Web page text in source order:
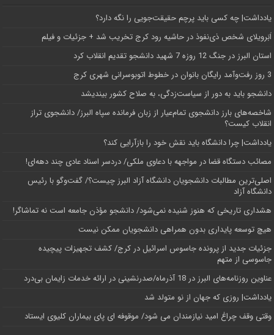
یادداشت| ‌چه کسی باید پرچم حقیقت‌جویی را نگه دارد؟
اَبَر‌ویلای شخص ذی‌نفوذ در حاشیه‌ رود کرج تخریب شد + جزئیات و فیلم
استان البرز در جنگ 12 روزه 7 شهید دانشجو تقدیم انقلاب کرد
3 روز رفت‌وآمد رایگان بانوان در خطوط اتوبوسرانی شهری کرج
دانشجو باید به دور از سیاست‌زدگی، به صلاح کشور بیندیشد
شاخصه‌های بارز دانشجوی تمام‌عیار از زبان فرمانده سپاه البرز/ دانشجوی تراز
انقلاب کیست؟
یادداشت| چرا دانشگاه باید نقش خود را بازآرایی کند؟
مصائب دستگاه قضا در مواجهه با دعاوی ملکی/ دردسر اسناد عادی چند‌ دهه‌ای!
اصلی‌ترین مطالبات دانشجویان دانشگاه آزاد البرز چیست؟/ گفت‌وگو با رئیس
دانشگاه آز‌اد
هشداری تاریخی که هنوز شنیده نمی‌شود/ دانشجو مؤذن جامعه است نه تماشاگر!
هیچ توسعه پایداری بدون همراهی دانشجویان ممکن نیست
جزئیات جدید از پرونده جاسوس اسرائیل در کرج/‌ کشف تجهیزات پیچیده
جاسوسی از متهم
عناوین روزنامه‌های البرز در ‌18 آذرماه/صدرنشینی در ارائه خدمات زایمان بی‌درد
یادداشت| روزی که جهان از نو متولد شد
وقتی وقف چراغ امید نیازمندان می شود/ موقوفه ای پای بیماران کلیوی ایستاد